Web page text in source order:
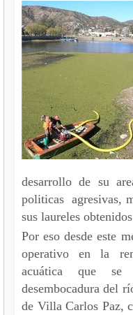
desarrollo de su
politicas agresivas,
sus laureles
Por eso desde este
operativo en la
acuática que
desembocadura del
de Villa Carlos Paz,